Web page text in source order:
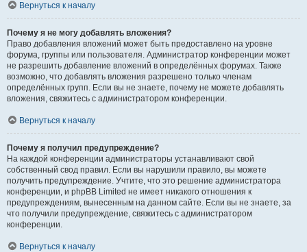
Вернуться к началу
Почему я не могу добавлять вложения?
Право добавления вложений может быть предоставлено на уровне
форума, группы или пользователя. Администратор конференции может
не разрешить добавление вложений в определённых форумах. Также
возможно, что добавлять вложения разрешено только членам
определённых групп. Если вы не знаете, почему не можете добавлять
вложения, свяжитесь с администратором конференции.
Вернуться к началу
Почему я получил предупреждение?
На каждой конференции администраторы устанавливают свой
собственный свод правил. Если вы нарушили правило, вы можете
получить предупреждение. Учтите, что это решение администратора
конференции, и phpBB Limited не имеет никакого отношения к
предупреждениям, вынесенным на данном сайте. Если вы не знаете, за
что получили предупреждение, свяжитесь с администратором
конференции.
Вернуться к началу